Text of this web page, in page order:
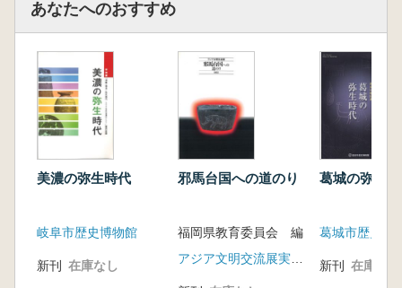
あなたへのおすすめ
美濃の弥生時代
岐阜市歴史博物館
新刊 在庫なし
邪馬台国への道のり
福岡県教育委員会 編
葛城の弥生
葛城市歴史博
新刊 在庫なし